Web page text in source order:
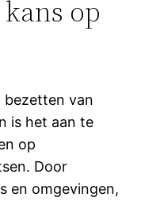
op
bezetten van
is het aan te
op
Door
en omgevingen,